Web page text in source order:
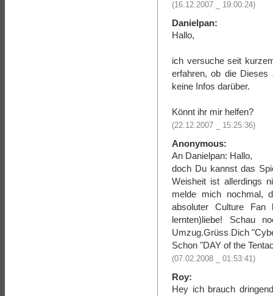
(16.12.2007 _ 19:00:24)
Danielpan:
Hallo,
ich versuche seit
erfahren, ob die
keine Infos darüber.
Könnt ihr mir helfen?
(22.12.2007 _ 15:25:36)
Anonymous:
An Danielpan: Hallo,
doch Du kannst das
Weisheit ist allerdings
melde mich nochmal,
absoluter Culture
lernten)liebe! Schau
Umzug.Grüss Dich
Schon "DAY of the
(07.02.2008 _ 01:53:41)
Roy:
Hey ich brauch